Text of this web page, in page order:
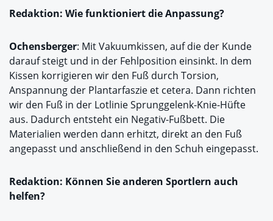
Redaktion: Wie funktioniert die Anpassung?
Ochensberger: Mit Vakuumkissen, auf die der Kunde
darauf steigt und in der Fehlposition einsinkt. In dem
Kissen korrigieren wir den Fuß durch Torsion,
Anspannung der Plantarfaszie et cetera. Dann richten
wir den Fuß in der Lotlinie Sprunggelenk-Knie-Hüfte
aus. Dadurch entsteht ein Negativ-Fußbett. Die
Materialien werden dann erhitzt, direkt an den Fuß
angepasst und anschließend in den Schuh eingepasst.
Redaktion: Können Sie anderen Sportlern auch
helfen?